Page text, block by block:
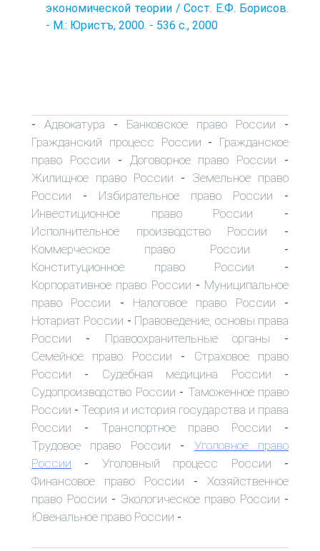
экономической теории / Сост. Е.Ф. Борисов.
- М.: Юристъ, 2000. - 536 с., 2000
- Адвокатура - Банковское право России -
Гражданский процесс России - Гражданское
право России - Договорное право России -
Жилищное право России - Земельное право
России - Избирательное право России -
Инвестиционное право России -
Исполнительное производство России -
Коммерческое право России -
Конституционное право России -
Корпоративное право России - Муниципальное
право России - Налоговое право России -
Нотариат России - Правоведение, основы права
России - Правоохранительные органы -
Семейное право России - Страховое право
России - Судебная медицина России -
Судопроизводство России - Таможенное право
России - Теория и история государства и права
России - Транспортное право России -
Трудовое право России - Уголовное право
России - Уголовный процесс России -
Финансовое право России - Хозяйственное
право России - Экологическое право России -
Ювенальное право России -